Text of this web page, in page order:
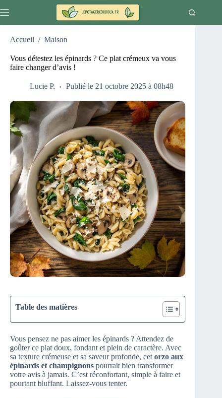
au
Accueil / Maison
Vous détestez les épinards ? Ce plat crémeux va vous
faire changer d’avis !
Lucie P. Publié le 21 octobre 2025 à 08h48
Table des matières
Vous pensez ne pas aimer les épinards ? Attendez de
goûter ce plat doux, fondant et plein de caractère. Avec
sa texture crémeuse et sa saveur profonde, cet orzo aux
épinards et champignons pourrait bien transformer
votre avis à jamais. C’est réconfortant, simple à faire et
pourtant bluffant. Laissez-vous tenter.